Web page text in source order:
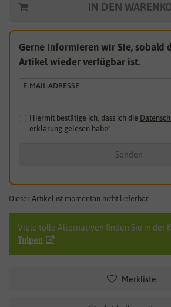
IN DEN
Gerne informieren wir Sie, sobald
Artikel wieder verfügbar ist.
E-MAIL-ADRESSE
Hiermit bestätige ich, dass ich die
erklärunggelesen habe.*
Senden
Dieser Artikel ist momentan nicht lieferbar.
Viele tolle Alternativen finden Sie in der
Tulpen
Merkliste